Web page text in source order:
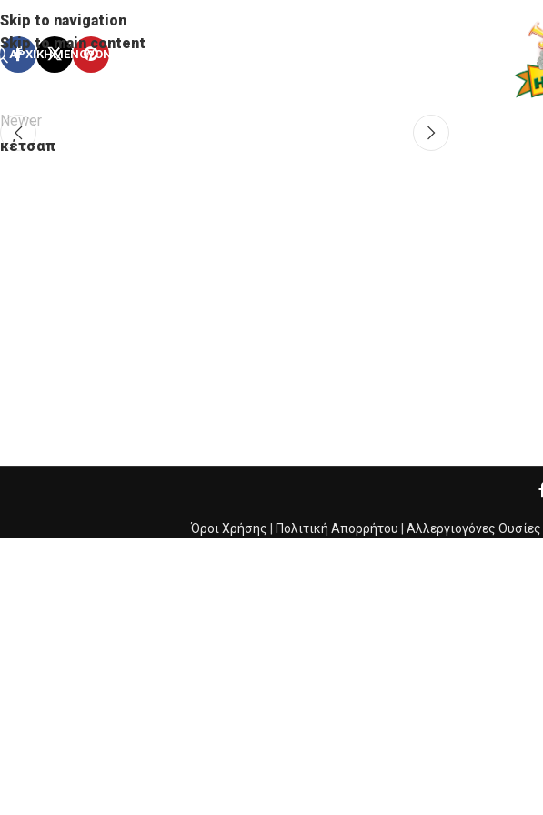
Skip to navigation
Skip to main content
ΑΡΧΙΚΗΜΕΝΟΥONLINE DELIVERY
Newer
κέτσαπ
Όροι Χρήσης | Πολιτική Απορρήτου | Αλλεργιογόνες Ουσίες